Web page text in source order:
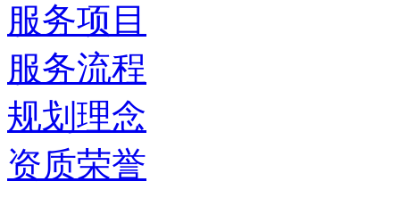
服务项目
服务流程
规划理念
资质荣誉